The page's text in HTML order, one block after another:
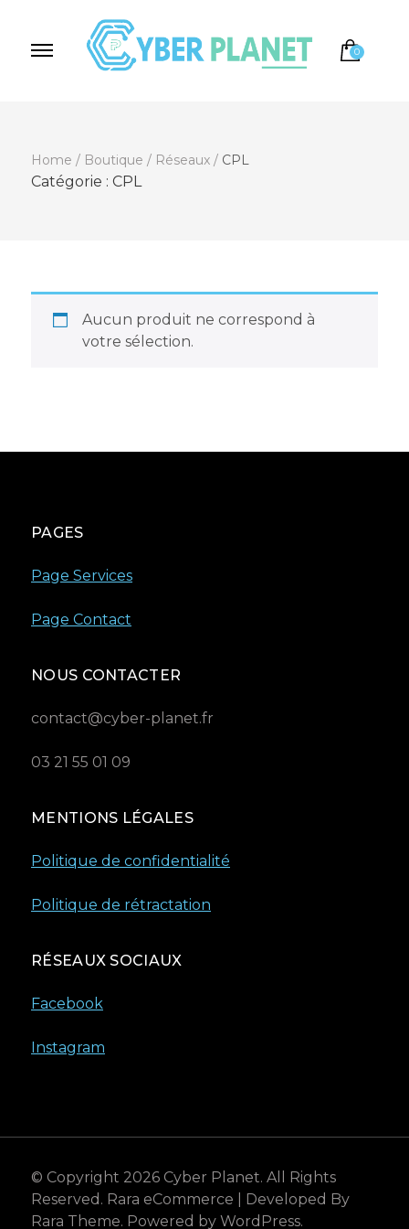
0
Home / Boutique / Réseaux / CPL
Catégorie : CPL
Aucun produit ne correspond à
votre sélection.
PAGES
Page Services
Page Contact
NOUS CONTACTER
contact@cyber-planet.fr
03 21 55 01 09
MENTIONS LÉGALES
Politique de confidentialité
Politique de rétractation
RÉSEAUX SOCIAUX
Facebook
Instagram
© Copyright 2026 Cyber Planet. All Rights
Reserved. Rara eCommerce | Developed By
Rara Theme. Powered by WordPress.